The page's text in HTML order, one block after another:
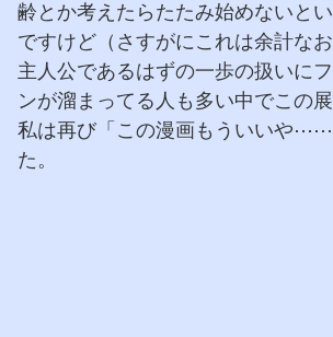
齢とか考えたらたたみ始めないと
ですけど（さすがにこれは余計なお
主人公であるはずの一歩の扱いに
ンが溜まってる人も多い中でこの展
私は再び「この漫画もういいや⋯⋯
た。